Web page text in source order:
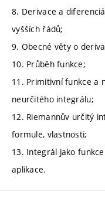
8. Derivace a
vyšších řádů;
9. Obecné věty o
10. Průběh funkce;
11. Primitivní funkce a
neurčitého integrálu;
12. Riemannův určitý
formule, vlastnosti;
13. Integrál jako
aplikace.